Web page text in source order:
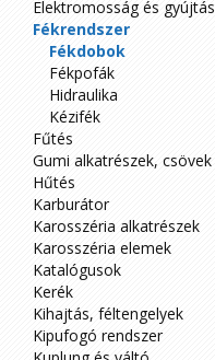
Elektromosság és gyújtás
Fékrendszer
Fékdobok
Fékpofák
Hidraulika
Kézifék
Fűtés
Gumi alkatrészek, csövek
Hűtés
Karburátor
Karosszéria alkatrészek
Karosszéria elemek
Katalógusok
Kerék
Kihajtás, féltengelyek
Kipufogó rendszer